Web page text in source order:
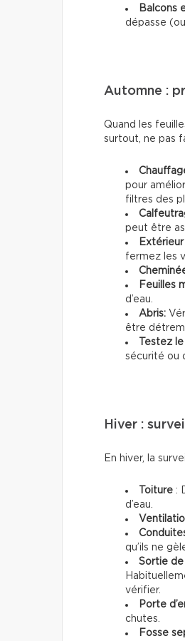
Balcons
dépasse
Automne :
Quand les
surtout, ne pas
pour
filtres des
peut être
Extérieur
fermez les
Feuilles
d’eau.
Abris:
être
Testez
sécurité ou
Hiver :
En hiver, la
Toiture :
d’eau.
qu’ils ne
Sortie
vérifier.
Porte
chutes.
Fosse